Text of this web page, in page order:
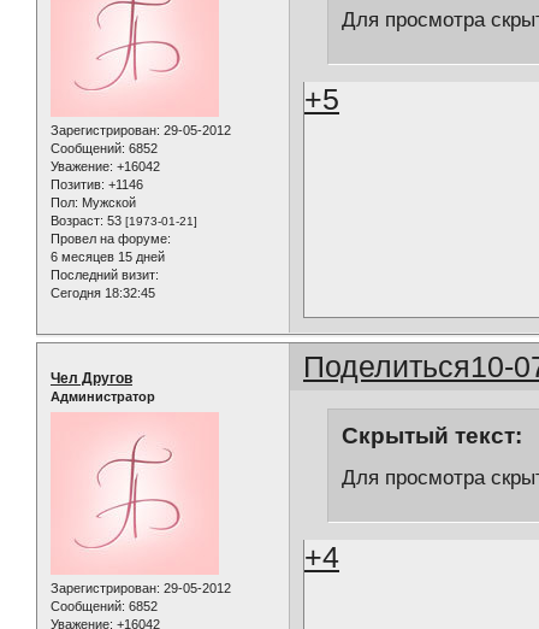
Зарегистрирован: 29-05-2012
Сообщений: 6852
Уважение: +16042
Позитив: +1146
Пол: Мужской
Возраст: 53 [1973-01-21]
Провел на форуме:
6 месяцев 15 дней
Последний визит:
Сегодня 18:32:45
Для просмотра
+5
Поделиться10-
Чел Другов
Администратор
Зарегистрирован: 29-05-2012
Сообщений: 6852
Уважение: +16042
Скрытый текст:
Для просмотра
+4